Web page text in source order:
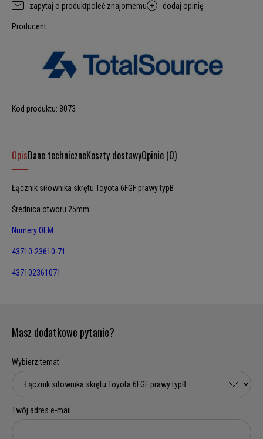
zapytaj o produktpoleć znajomemu dodaj opinię
Producent:
Kod produktu: 8073
OpisDane techniczneKoszty dostawyOpinie (0)
Łącznik siłownika skrętu Toyota 6FGF prawy typB
Średnica otworu 25mm
Numery OEM:
43710-23610-71
437102361071
Masz dodatkowe pytanie?